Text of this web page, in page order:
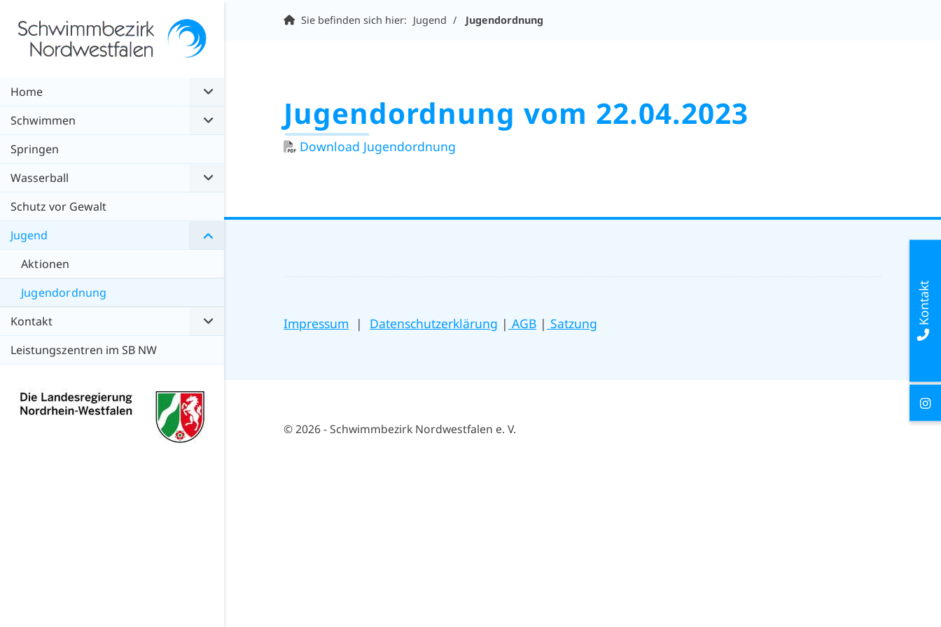
Sie befinden sich hier: Jugend Jugendordnung
Jugendordnung vom 22.04.2023
Download Jugendordnung
Impressum | Datenschutzerklärung | AGB | Satzung
© 2026 - Schwimmbezirk Nordwestfalen e. V.
Home
Schwimmen
Springen
Wasserball
Schutz vor Gewalt
Jugend
Aktionen
Jugendordnung
Kontakt
Leistungszentren im SB NW
Kontakt